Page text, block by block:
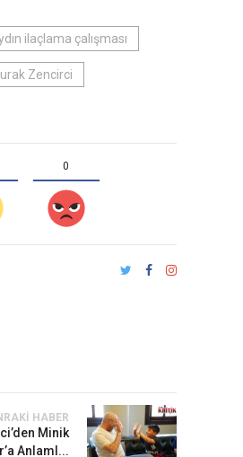
ilaçlama çalışması
Zencirci
0
HABER
Minik
Anlaml...